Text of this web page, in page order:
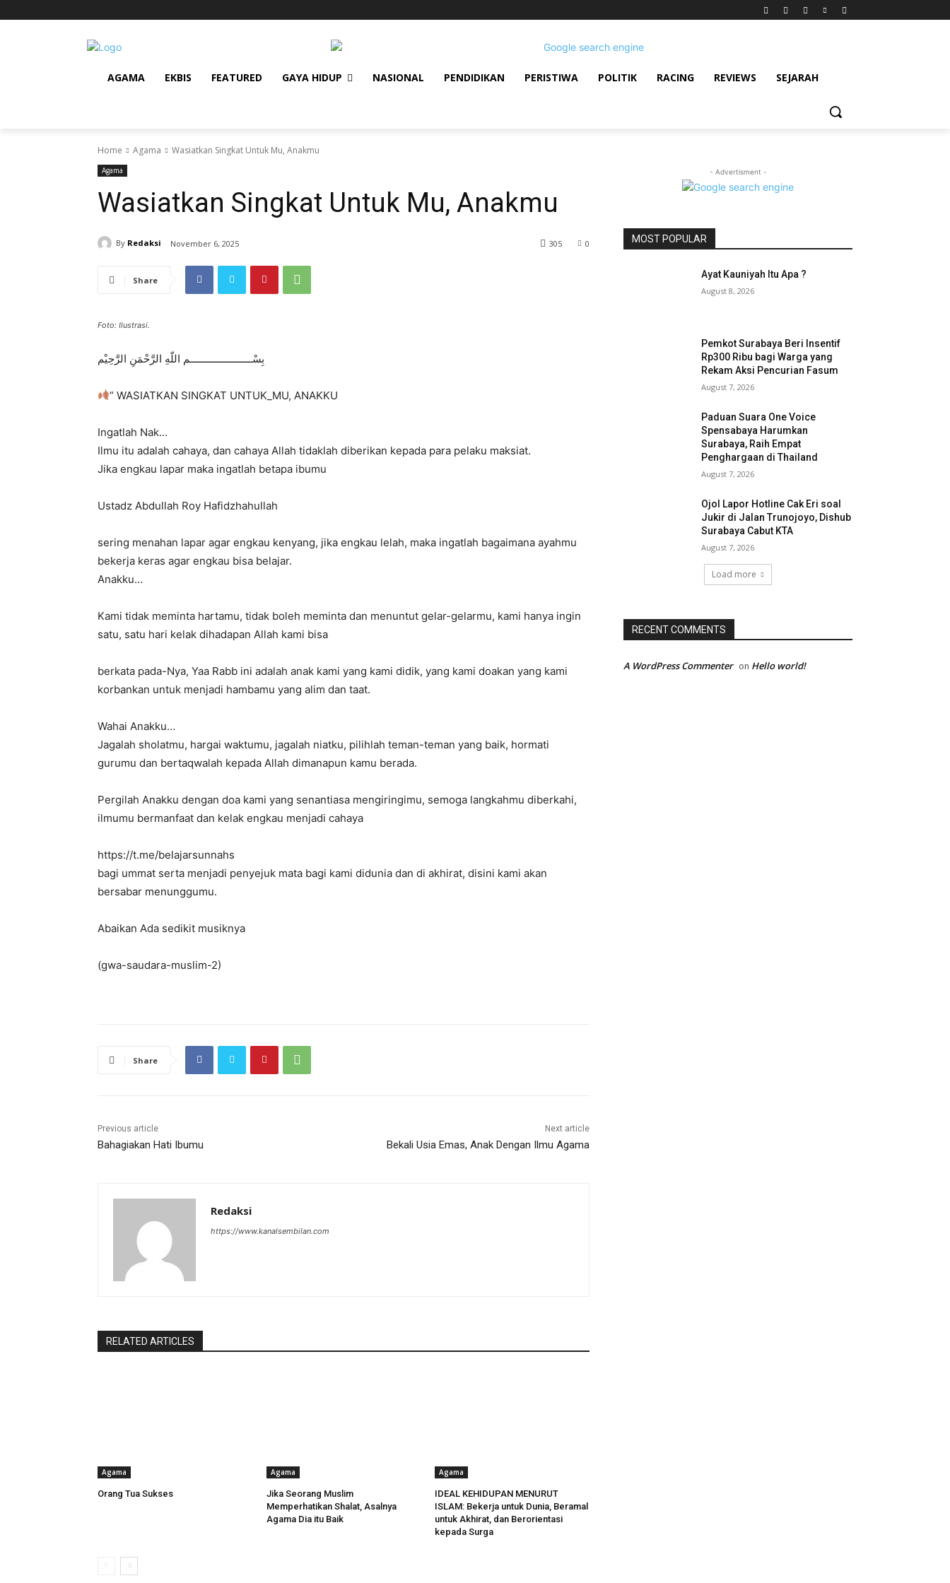
AGAMA EKBIS FEATURED GAYA HIDUP NASIONAL PENDIDIKAN PERISTIWA POLITIK RACING REVIEWS SEJARAH
Home Agama Wasiatkan Singkat Untuk Mu, Anakmu
Agama
Wasiatkan Singkat Untuk Mu, Anakmu
By Redaksi November 6, 2025 0
305
Share
Foto: Ilustrasi.
بِسْــــــــــــــــــــــم اللّهِ الرَّحْمَنِ الرَّحِيْم
” WASIATKAN SINGKAT UNTUK_MU, ANAKKU
Ingatlah Nak…
Ilmu itu adalah cahaya, dan cahaya Allah tidaklah diberikan kepada para pelaku maksiat.
Jika engkau lapar maka ingatlah betapa ibumu
Ustadz Abdullah Roy Hafidzhahullah
sering menahan lapar agar engkau kenyang, jika engkau lelah, maka ingatlah bagaimana ayahmu
bekerja keras agar engkau bisa belajar.
Anakku…
Kami tidak meminta hartamu, tidak boleh meminta dan menuntut gelar-gelarmu, kami hanya ingin
satu, satu hari kelak dihadapan Allah kami bisa
berkata pada-Nya, Yaa Rabb ini adalah anak kami yang kami didik, yang kami doakan yang kami
korbankan untuk menjadi hambamu yang alim dan taat.
Wahai Anakku…
Jagalah sholatmu, hargai waktumu, jagalah niatku, pilihlah teman-teman yang baik, hormati
gurumu dan bertaqwalah kepada Allah dimanapun kamu berada.
Pergilah Anakku dengan doa kami yang senantiasa mengiringimu, semoga langkahmu diberkahi,
ilmumu bermanfaat dan kelak engkau menjadi cahaya
https://t.me/belajarsunnahs
bagi ummat serta menjadi penyejuk mata bagi kami didunia dan di akhirat, disini kami akan
bersabar menunggumu.
Abaikan Ada sedikit musiknya
(gwa-saudara-muslim-2)
Share
Previous article
Bahagiakan Hati Ibumu
Next article
Bekali Usia Emas, Anak Dengan Ilmu Agama
Redaksi
https://www.kanalsembilan.com
RELATED ARTICLES
Agama
Orang Tua Sukses
Agama
Jika Seorang Muslim
Memperhatikan Shalat, Asalnya
Agama Dia itu Baik
Agama
IDEAL KEHIDUPAN MENURUT
ISLAM: Bekerja untuk Dunia, Beramal
untuk Akhirat, dan Berorientasi
kepada Surga
- Advertisment -
MOST POPULAR
Ayat Kauniyah Itu Apa ?
August 8, 2026
Pemkot Surabaya Beri Insentif
Rp300 Ribu bagi Warga yang
Rekam Aksi Pencurian Fasum
August 7, 2026
Paduan Suara One Voice
Spensabaya Harumkan
Surabaya, Raih Empat
Penghargaan di Thailand
August 7, 2026
Ojol Lapor Hotline Cak Eri soal
Jukir di Jalan Trunojoyo, Dishub
Surabaya Cabut KTA
August 7, 2026
Load more
RECENT COMMENTS
A WordPress Commenter on Hello world!